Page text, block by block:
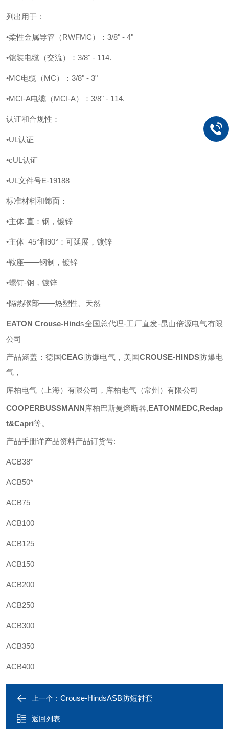
列出用于：
•柔性金属导管（RWFMC）：3/8" - 4"
•铠装电缆（交流）：3/8" - 114.
•MC电缆（MC）：3/8" - 3"
•MCI-A电缆（MCI-A）：3/8" - 114.
认证和合规性：
•UL认证
•cUL认证
•UL文件号E-19188
标准材料和饰面：
•主体-直：钢，镀锌
•主体–45°和90°：可延展，镀锌
•鞍座——钢制，镀锌
•螺钉-钢，镀锌
•隔热喉部——热塑性、天然
EATON Crouse-Hinds全国总代理-工厂直发-昆山倍源电气有限
公司
产品涵盖：德国CEAG防爆电气，美国CROUSE-HINDS防爆电
气，
库柏电气（上海）有限公司，库柏电气（常州）有限公司
COOPERBUSSMANN库柏巴斯曼熔断器,EATONMEDC,Redap
t&Capri等。
产品手册详产品资料产品订货号:
ACB38*
ACB50*
ACB75
ACB100
ACB125
ACB150
ACB200
ACB250
ACB300
ACB350
ACB400
上一个： Crouse-HindsASB防短衬套
返回列表